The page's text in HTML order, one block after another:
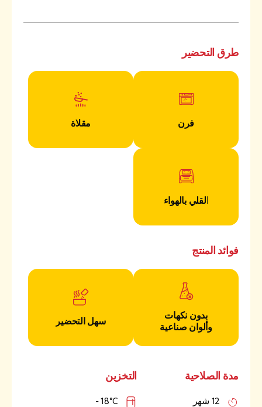
طرق التحضير
فرن مقلاة
القلي بالهواء
فوائد المنتج
بدون نكهات
وألوان صناعية
سهل التحضير
مدة الصلاحية
12 شهر
التخزين
18°C -